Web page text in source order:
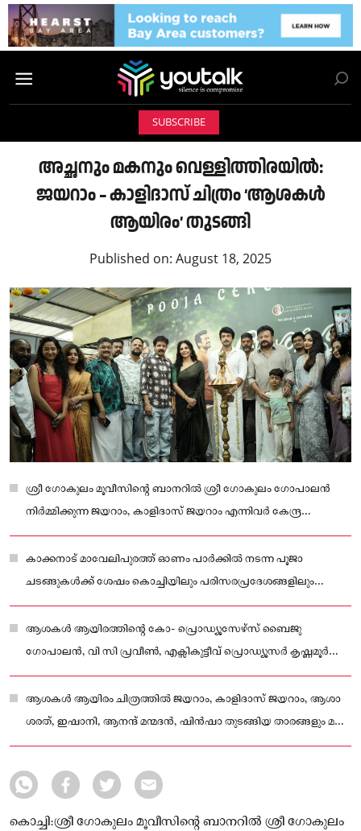
SUBSCRIBE
അച്ഛനും മകനും വെള്ളിത്തിരയിൽ:
ജയറാം – കാളിദാസ് ചിത്രം ‘ആശകൾ
ആയിരം’ തുടങ്ങി
Published on: August 18, 2025
ശ്രീ ഗോകുലം മൂവീസിന്റെ ബാനറിൽ ശ്രീ ഗോകുലം ഗോപാലൻ
നിർമ്മിക്കുന്ന ജയറാം, കാളിദാസ് ജയറാം എന്നിവർ കേന്ദ്ര
കഥാപാത്രങ്ങളിലെത്തുന്നചിത്രം ആശകൾ ആയിരത്തിന്റെ
ചിത്രീകരണം ഇന്ന് കൊച്ചിയിൽ ആരംഭിച്ചു.
കാക്കനാട് മാവേലിപുരത്ത് ഓണം പാർക്കിൽ നടന്ന പൂജാ
ചടങ്ങുകൾക്ക് ശേഷം കൊച്ചിയിലും പരിസരപ്രദേശങ്ങളിലും
ആശകൾ ആയിരത്തിന്റെ ചിത്രീകരണം ആരംഭിച്ചു.
ആശകൾ ആയിരത്തിന്റെ കോ- പ്രൊഡ്യൂസേഴ്‌സ് ബൈജു
ഗോപാലൻ, വി സി പ്രവീൺ, എക്സികുട്ടീവ് പ്രൊഡ്യൂസർ കൃഷ്ണമൂർത്തി
എന്നിവരാണ്.
ആശകൾ ആയിരം ചിത്രത്തിൽ ജയറാം, കാളിദാസ് ജയറാം, ആശാ
ശരത്, ഇഷാനി, ആനന്ദ് മന്മദൻ, ഷിൻഷാ തുടങ്ങിയ താരങ്ങളും മറ്റു
യുവപ്രതിഭകളും അണിനിരക്കുന്നു.
കൊച്ചി:ശ്രീ ഗോകുലം മൂവീസിന്റെ ബാനറിൽ ശ്രീ ഗോകുലം